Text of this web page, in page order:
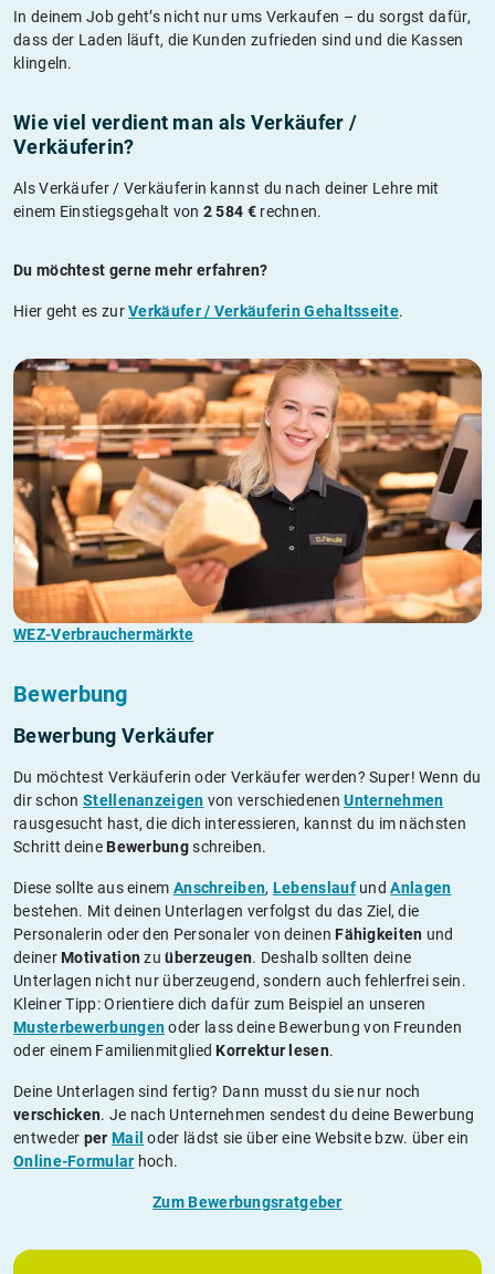
In deinem Job geht’s nicht nur ums Verkaufen – du sorgst dafür,
dass der Laden läuft, die Kunden zufrieden sind und die Kassen
klingeln.
Wie viel verdient man als Verkäufer /
Verkäuferin?
Als Verkäufer / Verkäuferin kannst du nach deiner Lehre mit
einem Einstiegsgehalt von 2 584 €rechnen.
Du möchtest gerne mehr erfahren?
Hier geht es zurVerkäufer / Verkäuferin Gehaltsseite.
WEZ-Verbrauchermärkte
Bewerbung
Bewerbung Verkäufer
Du möchtest Verkäuferin oder Verkäufer werden? Super! Wenn du
dir schon Stellenanzeigen von verschiedenenUnternehmen
rausgesucht hast, die dich interessieren, kannst du im nächsten
Schritt deine Bewerbungschreiben.
Diese sollte aus einem Anschreiben, LebenslaufundAnlagen
bestehen. Mit deinen Unterlagen verfolgst du das Ziel, die
Personalerin oder den Personaler von deinen Fähigkeiten und
deiner Motivation zuüberzeugen. Deshalb sollten deine
Unterlagen nicht nur überzeugend, sondern auch fehlerfrei sein.
Kleiner Tipp: Orientiere dich dafür zum Beispiel an unseren
Musterbewerbungenoder lass deine Bewerbung von Freunden
oder einem Familienmitglied Korrektur lesen.
Deine Unterlagen sind fertig? Dann musst du sie nur noch
verschicken. Je nach Unternehmen sendest du deine Bewerbung
entweder per Mail oder lädst sie über eine Website bzw. über ein
Online-Formular hoch.
Zum Bewerbungsratgeber